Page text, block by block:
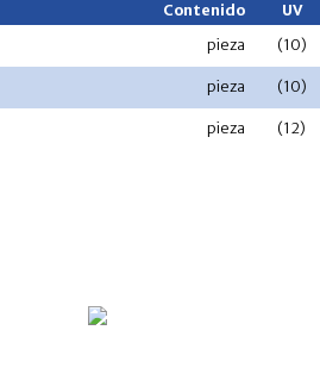
Contenido UV
pieza (10)
pieza (10)
pieza (12)